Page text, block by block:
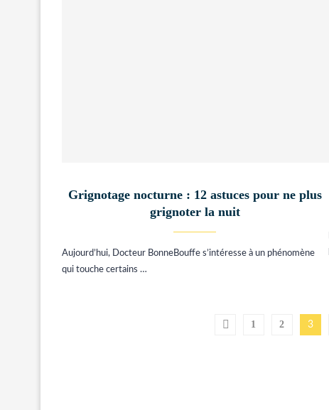
Grignotage nocturne : 12 astuces pour ne plus
grignoter la nuit
Aujourd’hui, Docteur BonneBouffe s’intéresse à un phénomène
qui touche certains …
1 2 3